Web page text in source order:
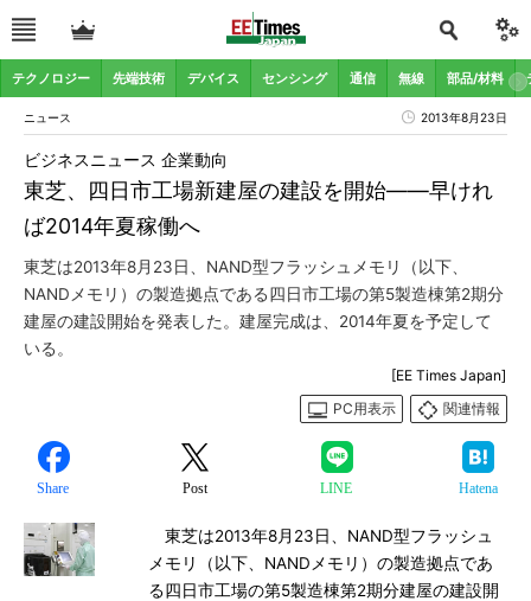
テクノロジー 先端技術 デバイス センシング 通信 無線 部品/材料
ニュース 2013年8月23日
東芝、四日市工場新建屋の建設を開始――早けれ
ば2014年夏稼働へ
ビジネスニュース 企業動向
東芝は2013年8月23日、NAND型フラッシュメモリ（以下、
NANDメモリ）の製造拠点である四日市工場の第5製造棟第2期分
建屋の建設開始を発表した。建屋完成は、2014年夏を予定して
いる。
[EE Times Japan]
PC用表示
関連情報
Share Post LINE Hatena
東芝は2013年8月23日、NAND型フラッシュ
メモリ（以下、NANDメモリ）の製造拠点であ
る四日市工場の第5製造棟第2期分建屋の建設開